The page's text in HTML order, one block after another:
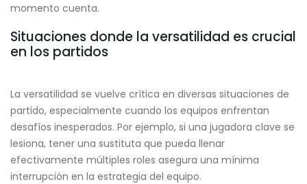
momento cuenta.
Situaciones donde la versatilidad es crucial
en los partidos
La versatilidad se vuelve crítica en diversas situaciones de
partido, especialmente cuando los equipos enfrentan
desafíos inesperados. Por ejemplo, si una jugadora clave se
lesiona, tener una sustituta que pueda llenar
efectivamente múltiples roles asegura una mínima
interrupción en la estrategia del equipo.